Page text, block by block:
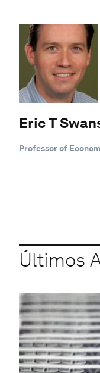
Eric T
Professor of
Últimos